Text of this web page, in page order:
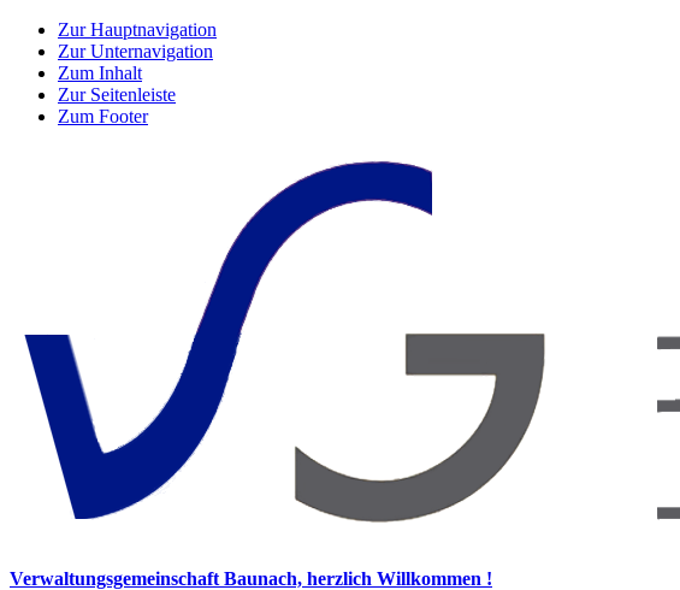
Zur Hauptnavigation
Zur Unternavigation
Zum Inhalt
Zur Seitenleiste
Zum Footer
Verwaltungsgemeinschaft Baunach, herzlich Willkommen !